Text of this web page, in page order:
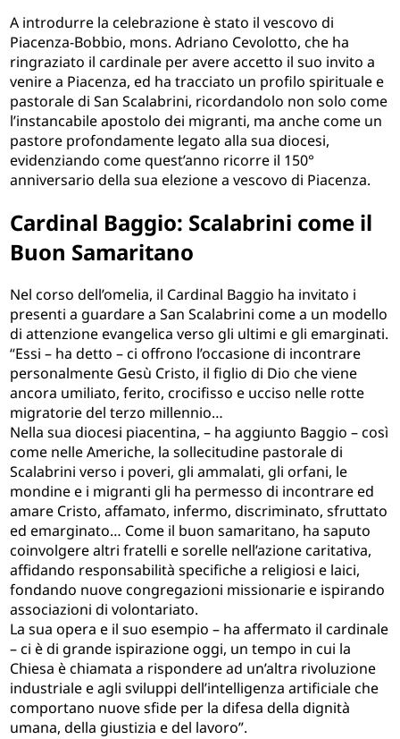
A introdurre la celebrazione è stato il vescovo di
Piacenza-Bobbio, mons. Adriano Cevolotto, che ha
ringraziato il cardinale per avere accetto il suo invito a
venire a Piacenza, ed ha tracciato un profilo spirituale e
pastorale di San Scalabrini, ricordandolo non solo come
l’instancabile apostolo dei migranti, ma anche come un
pastore profondamente legato alla sua diocesi,
evidenziando come quest’anno ricorre il 150°
anniversario della sua elezione a vescovo di Piacenza.
Cardinal Baggio: Scalabrini come il
Buon Samaritano
Nel corso dell’omelia, il Cardinal Baggio ha invitato i
presenti a guardare a San Scalabrini come a un modello
di attenzione evangelica verso gli ultimi e gli emarginati.
“Essi – ha detto – ci offrono l’occasione di incontrare
personalmente Gesù Cristo, il figlio di Dio che viene
ancora umiliato, ferito, crocifisso e ucciso nelle rotte
migratorie del terzo millennio…
Nella sua diocesi piacentina, – ha aggiunto Baggio – così
come nelle Americhe, la sollecitudine pastorale di
Scalabrini verso i poveri, gli ammalati, gli orfani, le
mondine e i migranti gli ha permesso di incontrare ed
amare Cristo, affamato, infermo, discriminato, sfruttato
ed emarginato… Come il buon samaritano, ha saputo
coinvolgere altri fratelli e sorelle nell’azione caritativa,
affidando responsabilità specifiche a religiosi e laici,
fondando nuove congregazioni missionarie e ispirando
associazioni di volontariato.
La sua opera e il suo esempio – ha affermato il cardinale
– ci è di grande ispirazione oggi, un tempo in cui la
Chiesa è chiamata a rispondere ad un’altra rivoluzione
industriale e agli sviluppi dell’intelligenza artificiale che
comportano nuove sfide per la difesa della dignità
umana, della giustizia e del lavoro”.